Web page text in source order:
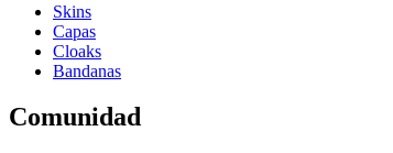
Skins
Capas
Cloaks
Bandanas
Comunidad